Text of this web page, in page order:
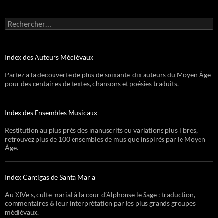
Rechercher :
Index des Auteurs Médiévaux
Partez à la découverte de plus de soixante-dix auteurs du Moyen Âge
pour des centaines de textes, chansons et poésies traduits.
Index des Ensembles Musicaux
Restitution au plus près des manuscrits ou variations plus libres,
retrouvez plus de 100 ensembles de musique inspirés par le Moyen
Âge.
Index Cantigas de Santa Maria
Au XIVe s, culte marial à la cour d’Alphonse le Sage : traduction,
commentaires & leur interprétation par les plus grands groupes
médiévaux.